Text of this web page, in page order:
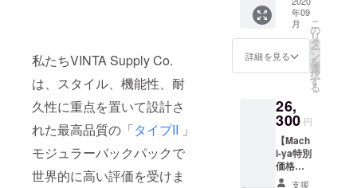
私たちVINTA Supply Co.
は、スタイル、機能性、耐
久性に重点を置いて設計さ
れた最高品質の「タイプII 」
モジュラーバックパックで
世界的に高い評価を受けま
ト内
容： ・
バック
パック
（Back
pack）
年09
月
詳細を見る
こ
の
リ
タ
ー
ン
を
選
択
す
る
26,
300 円
【Mach
i-ya特別
価格
19%OF
支援